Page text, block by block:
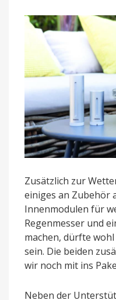
Zusätzlich zur
einiges an Zubehör
Innenmodulen für
Regenmesser und
machen, dürfte
sein. Die beiden
wir noch mit ins
Neben der